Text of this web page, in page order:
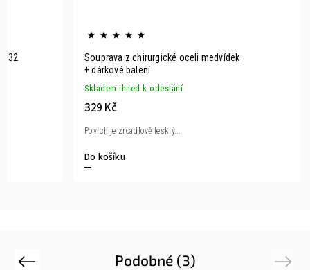
32
Souprava z chirurgické oceli medvídek
+ dárkové balení
Skladem ihned k odeslání
329 Kč
Do košíku
Povrch je zrcadlově lesklý...
Podobné (3)
Previous Next